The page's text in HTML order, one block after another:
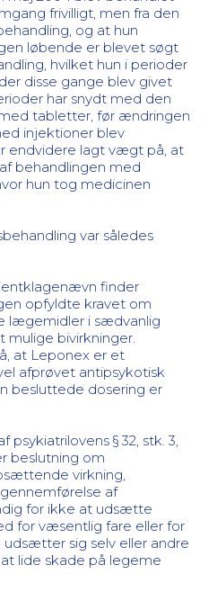
frivilligt, men fra den
og at hun
løbende er blevet søgt
hvilket hun i perioder
disse gange blev givet
har snydt med den
tabletter, før ændringen
injektioner blev
endvidere lagt vægt på, at
behandlingen med
hun tog medicinen
var således
finder
opfyldte kravet om
lægemidler i sædvanlig
bivirkninger.
at Leponex er et
afprøvet antipsykotisk
besluttede dosering er
§ 32, stk. 3,
beslutning om
virkning,
af
for ikke at udsætte
for væsentlig fare eller for
sig selv eller andre
lide skade på legeme